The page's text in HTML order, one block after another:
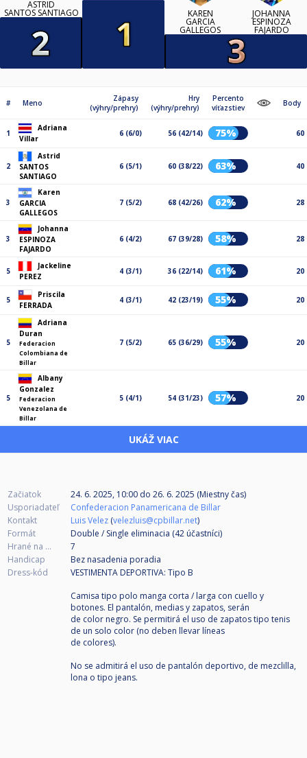
ASTRID
SANTOS SANTIAGO
KAREN
GARCIA
GALLEGOS
JOHANNA
ESPINOZA
FAJARDO
# Meno
Zápasy
(výhry/prehry)
Hry
(výhry/prehry)
Percento
víťazstiev
Body
1
Adriana
Villar
6 (6/0) 56 (42/14) 75% 60
2
Astrid
SANTOS
SANTIAGO
6 (5/1) 60 (38/22) 63% 40
3
Karen
GARCIA
GALLEGOS
7 (5/2) 68 (42/26) 62% 28
3
Johanna
ESPINOZA
FAJARDO
6 (4/2) 67 (39/28) 58% 28
5
Jackeline
PEREZ
4 (3/1) 36 (22/14) 61% 20
5
Priscila
FERRADA
4 (3/1) 42 (23/19) 55% 20
5
Adriana
Duran
Federacion
Colombiana de
Billar
7 (5/2) 65 (36/29) 55% 20
5
Albany
Gonzalez
Federacion
Venezolana de
Billar
5 (4/1) 54 (31/23) 57% 20
UKÁŽ VIAC
Začiatok 24. 6. 2025, 10:00 do 26. 6. 2025 (Miestny čas)
Usporiadateľ
Confederacion Panamericana de Billar
Kontakt
Luis Velez (velezluis@cpbillar.net)
Formát
Double / Single eliminacia (42 účastníci)
Hrané na ...
7
Handicap
Bez nasadenia poradia
Dress-kód
VESTIMENTA DEPORTIVA: Tipo B
Camisa tipo polo manga corta / larga con cuello y
botones. El pantalón, medias y zapatos, serán
de color negro. Se permitirá el uso de zapatos tipo tenis
de un solo color (no deben llevar líneas
de colores).
No se admitirá el uso de pantalón deportivo, de mezclilla,
lona o tipo jeans.